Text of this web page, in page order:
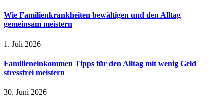
Wie Familienkrankheiten bewältigen und den Alltag
gemeinsam meistern
1. Juli 2026
Familieneinkommen Tipps für den Alltag mit wenig Geld
stressfrei meistern
30. Juni 2026